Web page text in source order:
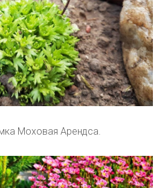
Моховая Арендса.